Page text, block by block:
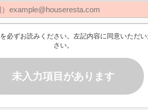
を必ずお読みください。左記内容に同意いただ
さい。
未入力項目があります